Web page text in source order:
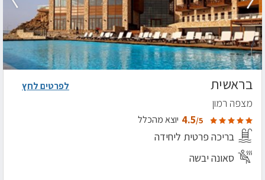
בראשית
מצפה רמון
4.5/5 יוצא מהכלל
בריכה פרטית ליחידה
סאונה יבשה
לפרטים לחץ